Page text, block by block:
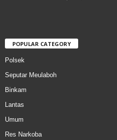
POPULAR CATEGORY
Polsek
Seputar Meulaboh
Binkam
Lantas
Umum
Res Narkoba